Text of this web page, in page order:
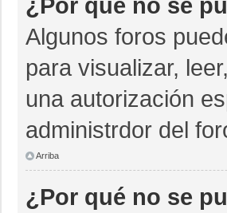
Algunos foros
para visualizar,
una autorización
administrdor del
Arriba
¿Por qué no se